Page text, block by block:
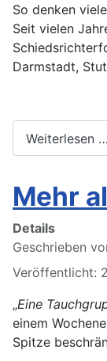
So denken
Seit vielen
Darmstadt,
Weiterlesen …
Mehr
Details
Geschrieben
Veröffentlicht:
„Eine
einem
Spitze